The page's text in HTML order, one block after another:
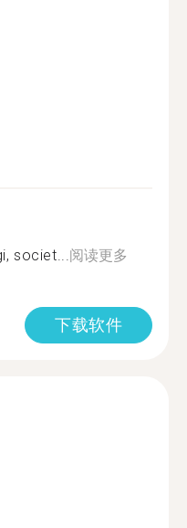
societ... 阅读更多
下载软件